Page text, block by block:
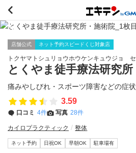
店舗公式 ネット予約スピードくじ対象店
トクヤマトシュリョウホウケンキュウジョ
とくやま徒手療法研究
痛みやしびれ・スポーツ障害などの症
3.59
口コミ 4件 写真 28件
カイロプラクティック 整体
ネット予約 日祝OK 早朝OK 駐車場有